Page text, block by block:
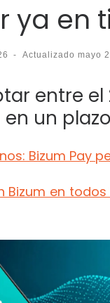
en
- Actualizadomayo
entre
un
Bizum Pay
en